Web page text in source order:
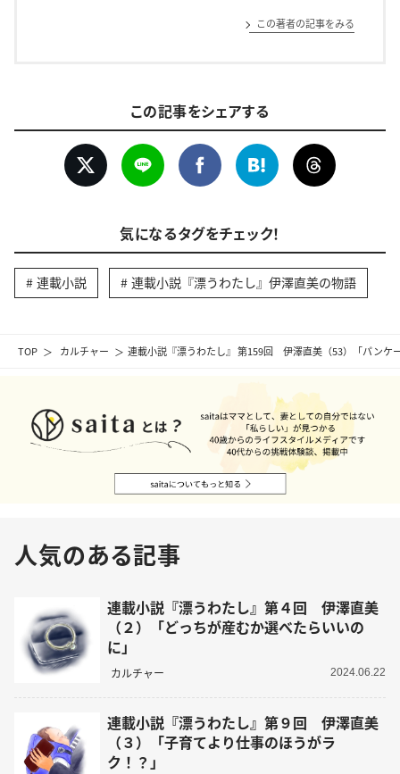
TOP カルチャー 連載小説『漂うわたし』 第159回 伊澤直美（53）「パンケ
この著者の記事をみる
この記事をシェアする
気になるタグをチェック！
連載小説 連載小説『漂うわたし』伊澤直美の物語
人気のある記事
連載小説『漂うわたし』第４回 伊澤直美
（２）「どっちが産むか選べたらいいの
に」
カルチャー 2024.06.22
連載小説『漂うわたし』第９回 伊澤直美
（３）「子育てより仕事のほうがラ
ク！？」